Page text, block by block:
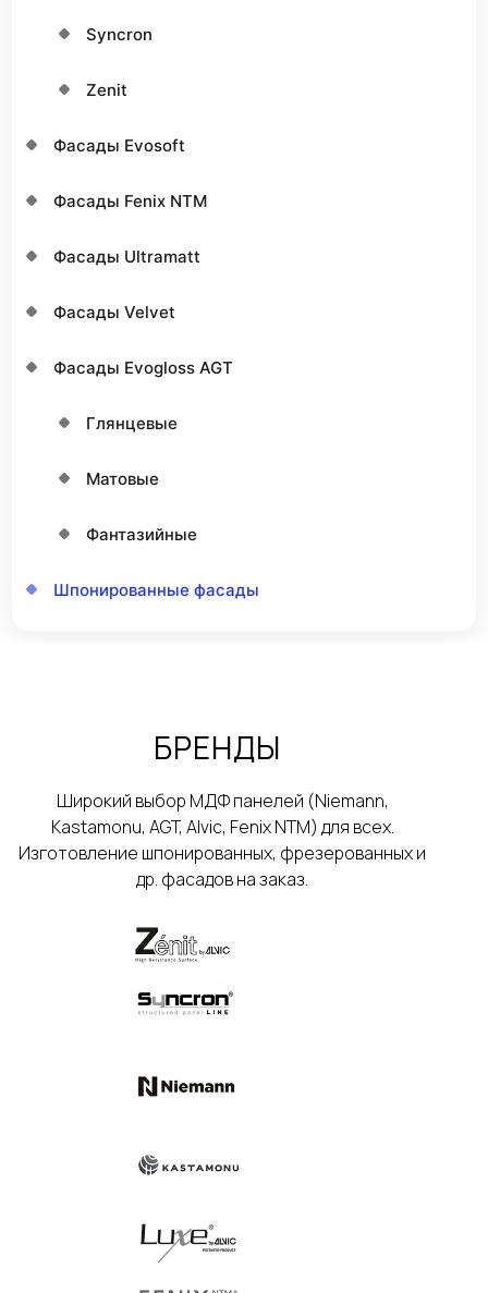
Syncron
Zenit
Фасады Evosoft
Фасады Fenix NTM
Фасады Ultramatt
Фасады Velvet
Фасады Еvogloss AGT
Глянцевые
Матовые
Фантазийные
Шпонированные фасады
БРЕНДЫ
Широкий выбор МДФ панелей (Niemann,
Kastamonu, AGT, Alvic, Fenix NTM) для всех.
Изготовление шпонированных, фрезерованных и
др. фасадов на заказ.